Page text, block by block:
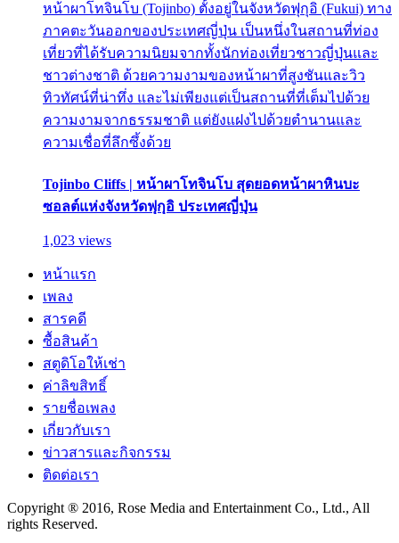
หน้าผาโทจินโบ (Tojinbo) ตั้งอยู่ในจังหวัดฟุกุอิ (Fukui) ทาง
ภาคตะวันออกของประเทศญี่ปุ่น เป็นหนึ่งในสถานที่ท่อง
เที่ยวที่ได้รับความนิยมจากทั้งนักท่องเที่ยวชาวญี่ปุ่นและ
ชาวต่างชาติ ด้วยความงามของหน้าผาที่สูงชันและวิว
ทิวทัศน์ที่น่าทึ่ง และไม่เพียงแต่เป็นสถานที่ที่เต็มไปด้วย
ความงามจากธรรมชาติ แต่ยังแฝงไปด้วยตำนานและ
ความเชื่อที่ลึกซึ้งด้วย
Tojinbo Cliffs | หน้าผาโทจินโบ สุดยอดหน้าผาหินบะ
ซอลต์แห่งจังหวัดฟุกุอิ ประเทศญี่ปุ่น
1,023 views
หน้าแรก
เพลง
สารคดี
ซื้อสินค้า
สตูดิโอให้เช่า
ค่าลิขสิทธิ์
รายชื่อเพลง
เกี่ยวกับเรา
ข่าวสารและกิจกรรม
ติดต่อเรา
Copyright ® 2016, Rose Media and Entertainment Co., Ltd., All
rights Reserved.